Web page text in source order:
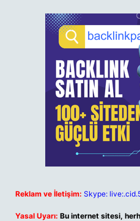
Reklam ve İletişim: Skype:
Yasal Uyarı: Bu internet sitesi,